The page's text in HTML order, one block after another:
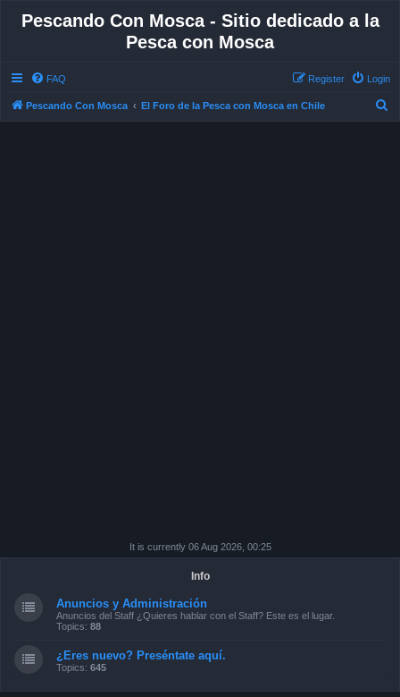
Pescando Con Mosca - Sitio dedicado a la
Pesca con Mosca
FAQ Login
Register
Pescando Con Mosca El Foro de la Pesca con Mosca en Chile
It is currently 06 Aug 2026, 00:25
Info
Anuncios y Administración
Anuncios del Staff ¿Quieres hablar con el Staff? Este es el lugar.
Topics: 88
¿Eres nuevo? Preséntate aquí.
Topics: 645